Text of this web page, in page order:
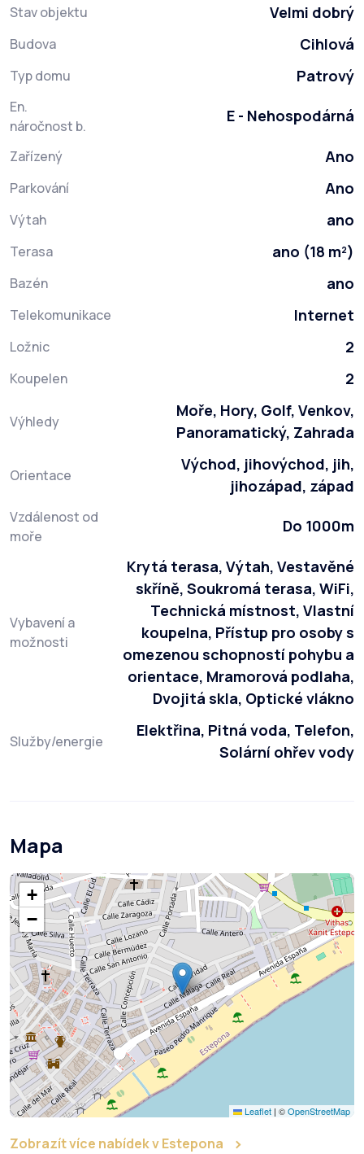
Stav objektu Velmi dobrý
Budova Cihlová
Typ domu Patrový
En.
náročnost b.
E - Nehospodárná
Zařízený Ano
Parkování Ano
Výtah ano
Terasa ano (18 m²)
Bazén ano
Telekomunikace Internet
Ložnic 2
Koupelen 2
Výhledy
Moře, Hory, Golf, Venkov,
Panoramatický, Zahrada
Orientace
Východ, jihovýchod, jih,
jihozápad, západ
Vzdálenost od
moře
Do 1000m
Vybavení a
možnosti
Krytá terasa, Výtah, Vestavěné
skříně, Soukromá terasa, WiFi,
Technická místnost, Vlastní
koupelna, Přístup pro osoby s
omezenou schopností pohybu a
orientace, Mramorová podlaha,
Dvojitá skla, Optické vlákno
Služby/energie
Elektřina, Pitná voda, Telefon,
Solární ohřev vody
Mapa
+
−
Leaflet | ©OpenStreetMap
Zobrazít více nabídek v Estepona